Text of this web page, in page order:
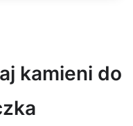
kamieni do